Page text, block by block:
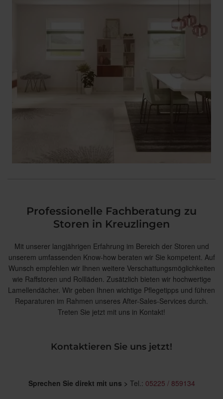
Professionelle Fachberatung zu
Storen in Kreuzlingen
Mit unserer langjährigen Erfahrung im Bereich der Storen und
unserem umfassenden Know-how beraten wir Sie kompetent. Auf
Wunsch empfehlen wir Ihnen weitere Verschattungsmöglichkeiten
wie Raffstoren und Rollläden. Zusätzlich bieten wir hochwertige
Lamellendächer. Wir geben Ihnen wichtige Pflegetipps und führen
Reparaturen im Rahmen unseres After-Sales-Services durch.
Treten Sie jetzt mit uns in Kontakt!
Kontaktieren Sie uns jetzt!
Sprechen Sie direkt mit uns > Tel.: 05225 / 859134